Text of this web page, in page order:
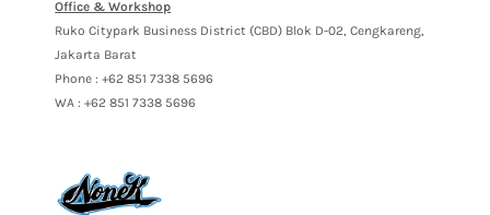
Office & Workshop
Ruko Citypark Business District (CBD) Blok D-02, Cengkareng,
Jakarta Barat
Phone : +62 851 7338 5696
WA : +62 851 7338 5696